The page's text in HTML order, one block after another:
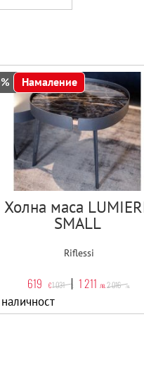
Намаление
Холна маса
SMALL
Riflessi
619 €1 031 € 1 211 лв.2 016 лв.